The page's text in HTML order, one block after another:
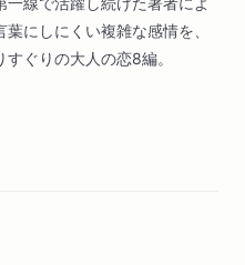
にしにくい複雑な感情を、
ぐりの大人の恋8編。